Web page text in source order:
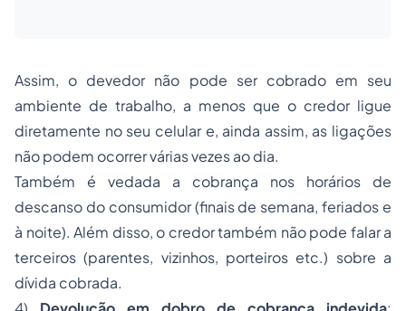
Assim, o devedor não pode ser cobrado em seu
ambiente de trabalho, a menos que o credor ligue
diretamente no seu celular e, ainda assim, as ligações
não podem ocorrer várias vezes ao dia.
Também é vedada a cobrança nos horários de
descanso do consumidor (finais de semana, feriados e
à noite). Além disso, o credor também não pode falar a
terceiros (parentes, vizinhos, porteiros etc.) sobre a
dívida cobrada.